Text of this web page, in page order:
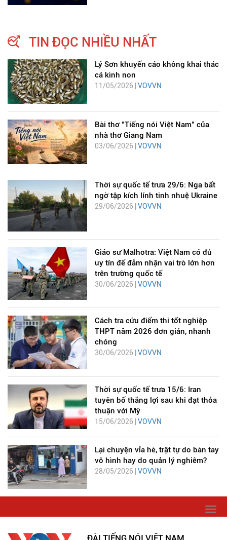
TIN ĐỌC NHIỀU NHẤT
Lý Sơn khuyến cáo không khai thác
cá kình non
11/05/2026 | VOVVN
Bài thơ "Tiếng nói Việt Nam" của
nhà thơ Giang Nam
03/06/2026 | VOVVN
Thời sự quốc tế trưa 29/6: Nga bất
ngờ tập kích lính tinh nhuệ Ukraine
29/06/2026 | VOVVN
Giáo sư Malhotra: Việt Nam có đủ
uy tín để đảm nhận vai trò lớn hơn
trên trường quốc tế
30/06/2026 | VOVVN
Cách tra cứu điểm thi tốt nghiệp
THPT năm 2026 đơn giản, nhanh
chóng
30/06/2026 | VOVVN
Thời sự quốc tế trưa 15/6: Iran
tuyên bố thắng lợi sau khi đạt thỏa
thuận với Mỹ
15/06/2026 | VOVVN
Lại chuyện vỉa hè, trật tự do bàn tay
vô hình hay do quản lý nghiêm?
28/05/2026 | VOVVN